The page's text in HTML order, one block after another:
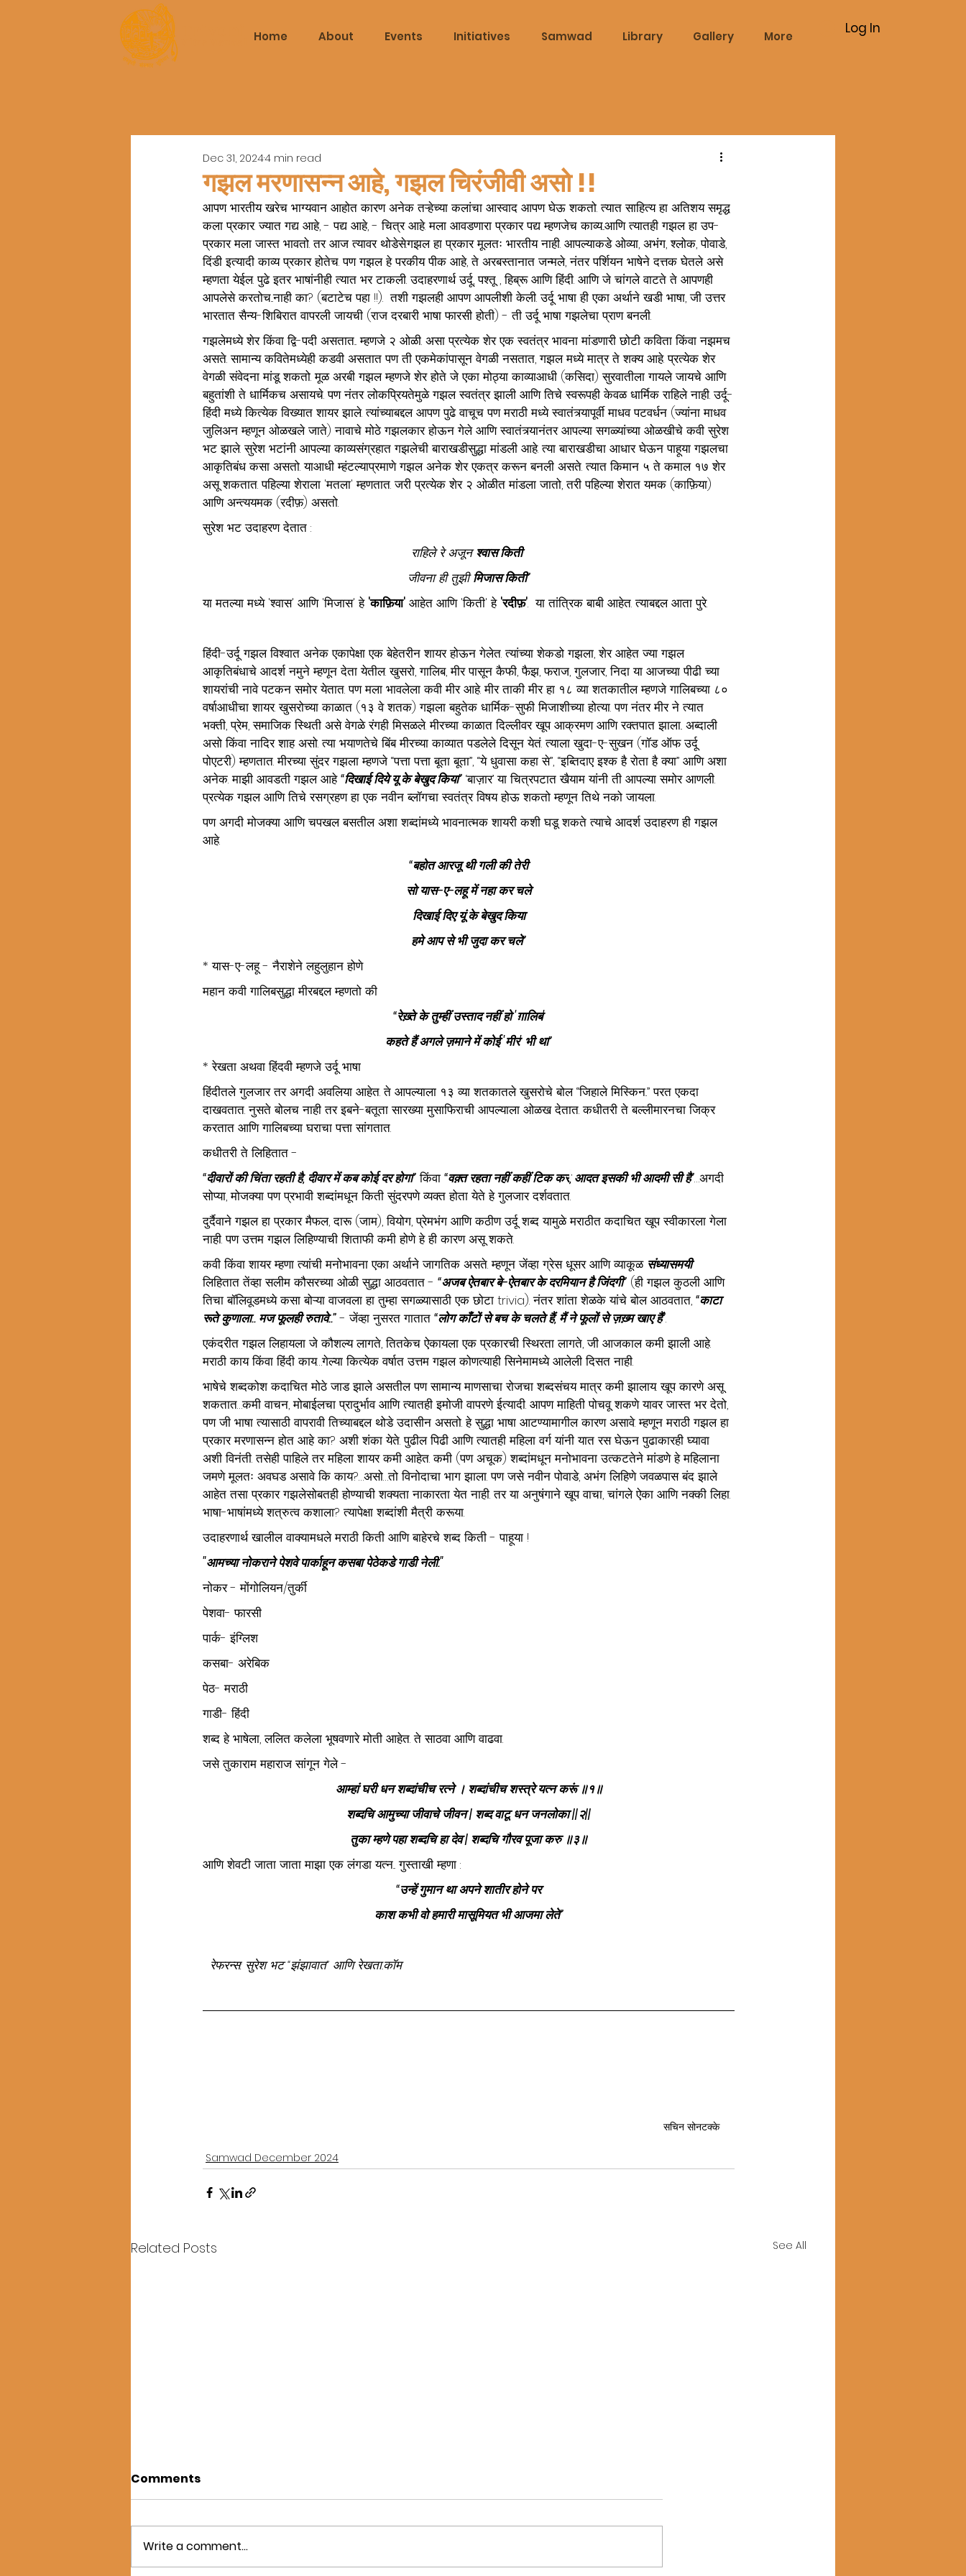
Home About Events Initiatives Samwad Library Gallery More Log In
गझल मरणासन्न आहे, गझल चिरंजीवी असो !!
Dec 31, 20244 min read
आपण भारतीय खरेच भाग्यवान आहोत कारण अनेक तऱ्हेच्या कलांचा आस्वाद आपण घेऊ शकतो. त्यात साहित्य हा अतिशय समृद्ध
कला प्रकार. ज्यात गद्य आहे, - पद्य आहे, - चित्र आहे. मला आवडणारा प्रकार पद्य म्हणजेच काव्य...आणि त्यातही गझल हा उप-
प्रकार मला जास्त भावतो. तर आज त्यावर थोडेसे.गझल हा प्रकार मूलतः भारतीय नाही. आपल्याकडे ओव्या, अभंग, श्लोक, पोवाडे,
दिंडी इत्यादी काव्य प्रकार होतेच. पण गझल हे परकीय पीक आहे, ते अरबस्तानात जन्मले, नंतर पर्शियन भाषेने दत्तक घेतले असे
म्हणता येईल. पुढे इतर भाषांनीही त्यात भर टाकली. उदाहरणार्थ उर्दू, पश्तू , हिब्रू आणि हिंदी. आणि जे चांगले वाटते ते आपणही
आपलेसे करतोच...नाही का? (बटाटेच पहा !!).  तशी गझलही आपण आपलीशी केली. उर्दू भाषा ही एका अर्थाने खडी भाषा, जी उत्तर
भारतात सैन्य-शिबिरात वापरली जायची (राज दरबारी भाषा फारसी होती) - ती उर्दू भाषा गझलेचा प्राण बनली.
गझलेमध्ये शेर किंवा द्वि-पदी असतात... म्हणजे २ ओळी. असा प्रत्येक शेर एक स्वतंत्र भावना मांडणारी छोटी कविता किंवा नझमच
असते. सामान्य कवितेमध्येही कडवी असतात पण ती एकमेकांपासून वेगळी नसतात, गझल मध्ये मात्र ते शक्य आहे. प्रत्येक शेर
वेगळी संवेदना मांडू शकतो. मूळ अरबी गझल म्हणजे शेर होते जे एका मोठ्या काव्याआधी (कसिदा) सुरवातीला गायले जायचे आणि
बहुतांशी ते धार्मिकच असायचे. पण नंतर लोकप्रियतेमुळे गझल स्वतंत्र झाली आणि तिचे स्वरूपही केवळ धार्मिक राहिले नाही. उर्दू-
हिंदी मध्ये कित्येक विख्यात शायर झाले. त्यांच्याबद्दल आपण पुढे वाचूच पण मराठी मध्ये स्वातंत्र्यापूर्वी माधव पटवर्धन (ज्यांना माधव
जुलिअन म्हणून ओळखले जाते) नावाचे मोठे गझलकार होऊन गेले आणि स्वातंत्र्यानंतर आपल्या सगळ्यांच्या ओळखीचे कवी सुरेश
भट झाले. सुरेश भटांनी आपल्या काव्यसंग्रहात गझलेची बाराखडीसुद्धा मांडली आहे. त्या बाराखडीचा आधार घेऊन पाहूया गझलचा
आकृतिबंध कसा असतो. याआधी म्हंटल्याप्रमाणे गझल अनेक शेर एकत्र करून बनली असते. त्यात किमान ५ ते कमाल १७ शेर
असू शकतात. पहिल्या शेराला 'मतला' म्हणतात. जरी प्रत्येक शेर २ ओळीत मांडला जातो, तरी पहिल्या शेरात यमक (काफ़िया)
आणि अन्त्ययमक (रदीफ़) असतो.
सुरेश भट उदाहरण देतात :
राहिले रे अजून श्वास किती
जीवना ही तुझी मिजास किती”
या मतल्या मध्ये 'श्वास' आणि 'मिजास' हे 'काफ़िया' आहेत आणि 'किती' हे 'रदीफ़'.  या तांत्रिक बाबी आहेत. त्याबद्दल आता पुरे.
हिंदी-उर्दू गझल विश्वात अनेक एकापेक्षा एक बेहेतरीन शायर होऊन गेलेत. त्यांच्या शेकडो गझला, शेर आहेत ज्या गझल
आकृतिबंधाचे आदर्श नमुने म्हणून देता येतील. खुसरो, गालिब, मीर पासून कैफी, फैझ, फराज, गुलजार, निदा या आजच्या पीढी च्या
शायरांची नावे पटकन समोर येतात. पण मला भावलेला कवी मीर आहे. मीर ताकी मीर हा १८ व्या शतकातील म्हणजे गालिबच्या ८०
वर्षाआधीचा शायर. खुसरोच्या काळात (१३ वे शतक) गझला बहुतेक धार्मिक-सुफी मिजाशीच्या होत्या. पण नंतर मीर ने त्यात
भक्ती, प्रेम, समाजिक स्थिती असे वेगळे रंगही मिसळले. मीरच्या काळात दिल्लीवर खूप आक्रमण आणि रक्तपात झाला.. अब्दाली
असो किंवा नादिर शाह असो. त्या भयाणतेचे बिंब मीरच्या काव्यात पडलेले दिसून येतं. त्याला खुदा-ए-सुखन (गॉड ऑफ उर्दू
पोएटरी) म्हणतात. मीरच्या सुंदर गझला म्हणजे “पत्ता पत्ता बूता बूता”, “ये धुवासा कहा से”, “इब्तिदाए इश्क है रोता है क्या” आणि अशा
अनेक. माझी आवडती गझल आहे “दिखाई दिये यू के बेखुद किया” ‘बाज़ार’ या चित्रपटात खैयाम यांनी ती आपल्या समोर आणली.
प्रत्येक गझल आणि तिचे रसग्रहण हा एक नवीन ब्लॉगचा स्वतंत्र विषय होऊ शकतो म्हणून तिथे नको जायला.
पण अगदी मोजक्या आणि चपखल बसतील अशा शब्दांमध्ये भावनात्मक शायरी कशी घडू शकते त्याचे आदर्श उदाहरण ही गझल
आहे.
“बहोत आरजू थी गली की तेरी
सो यास-ए-लहू में नहा कर चले
दिखाई दिए यूं के बेखुद किया
हमे आप से भी जुदा कर चले”
* यास-ए-लहू - नैराशेने लहुलुहान होणे
महान कवी गालिबसुद्धा मीरबद्दल म्हणतो की
“रेख़्ते के तुम्हीं उस्ताद नहीं हो 'ग़ालिब'
कहते हैं अगले ज़माने में कोई 'मीर' भी था”
* रेखता अथवा हिंदवी म्हणजे उर्दू भाषा
हिंदीतले गुलजार तर अगदी अवलिया आहेत. ते आपल्याला १३ व्या शतकातले खुसरोचे बोल “जिहाले मिस्किन..” परत एकदा
दाखवतात. नुसते बोलच नाही तर इबने-बतूता सारख्या मुसाफिराची आपल्याला ओळख देतात. कधीतरी ते बल्लीमारनचा जिक्र
करतात आणि गालिबच्या घराचा पत्ता सांगतात.
कधीतरी ते लिहितात -
“दीवारों की चिंता रहती है, दीवार में कब कोई दर होगा” किंवा “वक़्त रहता नहीं कहीं टिक कर, आदत इसकी भी आदमी सी है”…अगदी
सोप्या, मोजक्या पण प्रभावी शब्दांमधून किती सुंदरपणे व्यक्त होता येते हे गुलजार दर्शवतात.
दुर्दैवाने गझल हा प्रकार मैफल, दारू (जाम), वियोग, प्रेमभंग आणि कठीण उर्दू शब्द यामुळे मराठीत कदाचित खूप स्वीकारला गेला
नाही. पण उत्तम गझल लिहिण्याची शिताफी कमी होणे हे ही कारण असू शकते.
कवी किंवा शायर म्हणा त्यांची मनोभावना एका अर्थाने जागतिक असते. म्हणून जेंव्हा ग्रेस धूसर आणि व्याकूळ संध्यासमयी
लिहितात तेंव्हा सलीम कौसरच्या ओळी सुद्धा आठवतात - “अजब ऐतबार बे-ऐतबार के दरमियान है जिंदगी” (ही गझल कुठली आणि
तिचा बॉलिवूडमध्ये कसा बोऱ्या वाजवला हा तुम्हा सगळ्यासाठी एक छोटा trivia). नंतर शांता शेळके यांचे बोल आठवतात, “काटा
रूते कुणाला.. मज फूलही रुतावे..” - जेंव्हा नुसरत गातात “लोग काँटों से बच के चलते हैं, मैं ने फूलों से ज़ख़्म खाए हैं”.
एकंदरीत गझल लिहायला जे कौशल्य लागते, तितकेच ऐकायला एक प्रकारची स्थिरता लागते, जी आजकाल कमी झाली आहे.
मराठी काय किंवा हिंदी काय…गेल्या कित्येक वर्षात उत्तम गझल कोणत्याही सिनेमामध्ये आलेली दिसत नाही.
भाषेचे शब्दकोश कदाचित मोठे जाड झाले असतील पण सामान्य माणसाचा रोजचा शब्दसंचय मात्र कमी झालाय. खूप कारणे असू
शकतात…कमी वाचन, मोबाईलचा प्रादुर्भाव आणि त्यातही इमोजी वापरणे ईत्यादी. आपण माहिती पोचवू शकणे यावर जास्त भर देतो,
पण जी भाषा त्यासाठी वापरावी तिच्याबद्दल थोडे उदासीन असतो. हे सुद्धा भाषा आटण्यामागील कारण असावे. म्हणून मराठी गझल हा
प्रकार मरणासन्न होत आहे का? अशी शंका येते. पुढील पिढी आणि त्यातही महिला वर्ग यांनी यात रस घेऊन पुढाकारही घ्यावा
अशी विनंती. तसेही पाहिले तर महिला शायर कमी आहेत. कमी (पण अचूक) शब्दांमधून मनोभावना उत्कटतेने मांडणे हे महिलाना
जमणे मूलतः अवघड असावे कि काय?…असो…तो विनोदाचा भाग झाला. पण जसे नवीन पोवाडे, अभंग लिहिणे जवळपास बंद झाले
आहेत तसा प्रकार गझलेसोबतही होण्याची शक्यता नाकारता येत नाही. तर या अनुषंगाने खूप वाचा, चांगले ऐका आणि नक्की लिहा.
भाषा-भाषांमध्ये शत्रुत्व कशाला? त्यापेक्षा शब्दांशी मैत्री करूया.
उदाहरणार्थ खालील वाक्यामधले मराठी किती आणि बाहेरचे शब्द किती - पाहूया !
"आमच्या नोकराने पेशवे पार्काहून कसबा पेठेकडे गाडी नेली."
नोकर - मोंगोलियन/तुर्की
पेशवा- फारसी
पार्क- इंग्लिश
कसबा- अरेबिक
पेठ- मराठी
गाडी- हिंदी
शब्द हे भाषेला, ललित कलेला भूषवणारे मोती आहेत. ते साठवा आणि वाढवा.
जसे तुकाराम महाराज सांगून गेले -
आम्हां घरी धन शब्दांचीच रत्ने । शब्दांचीच शस्त्रे यत्न करूं ॥१॥
शब्दचि आमुच्या जीवाचे जीवन | शब्द वाटू धन जनलोका ||२||
तुका म्हणे पहा शब्दचि हा देव | शब्दचि गौरव पूजा करु ॥३॥
आणि शेवटी जाता जाता माझा एक लंगडा यत्न... गुस्ताखी म्हणा :
“उन्हें गुमान था अपने शातीर होने पर
काश कभी वो हमारी मासूमियत भी आजमा लेते”
रेफरन्स: सुरेश भट “झंझावात” आणि रेखता.कॉम
सचिन सोनटक्के
Samwad December 2024
Related Posts See All
Comments
Write a comment...